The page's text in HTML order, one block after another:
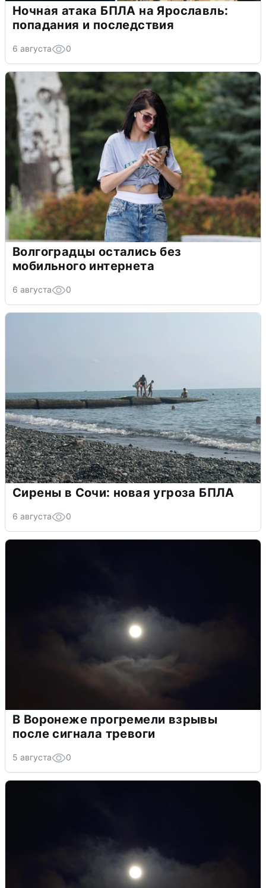
Ночная атака БПЛА на Ярославль:
попадания и последствия
6 августа 0
Волгоградцы остались без
мобильного интернета
6 августа 0
Сирены в Сочи: новая угроза БПЛА
6 августа 0
В Воронеже прогремели взрывы
после сигнала тревоги
5 августа 0